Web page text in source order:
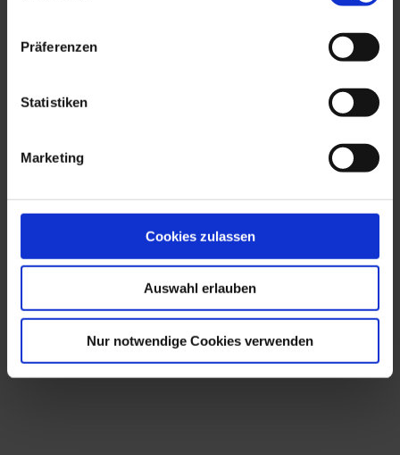
Präferenzen
Statistiken
Marketing
Cookies zulassen
Auswahl erlauben
Nur notwendige Cookies verwenden
Angebot anfordern
Angebot. Sie haben weitere Fragen zu
München für das richtige Zertifikat finden.
zum Angebot